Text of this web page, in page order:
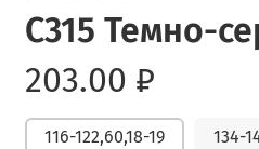
С315 Темно-
203.00 ₽
116-122,60,18-19 134-